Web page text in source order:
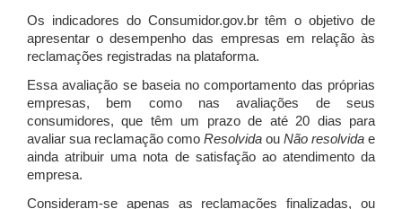
Os indicadores do Consumidor.gov.br têm o objetivo de
apresentar o desempenho das empresas em relação às
reclamações registradas na plataforma.
Essa avaliação se baseia no comportamento das próprias
empresas, bem como nas avaliações de seus
consumidores, que têm um prazo de até 20 dias para
avaliar sua reclamação como Resolvida ou Não resolvida e
ainda atribuir uma nota de satisfação ao atendimento da
empresa.
Consideram-se apenas as reclamações finalizadas, ou